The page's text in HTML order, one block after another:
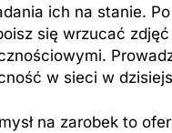
ich na stanie.
się wrzucać
w sieci w
na zarobek to